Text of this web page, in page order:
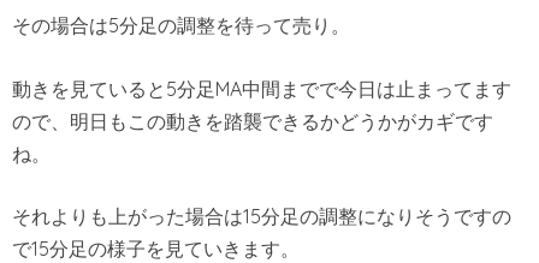
その場合は5分足の調整を待って売り。
動きを見ていると5分足MA中間までで今日は止まってます
ので、明日もこの動きを踏襲できるかどうかがカギです
ね。
それよりも上がった場合は15分足の調整になりそうですの
で15分足の様子を見ていきます。